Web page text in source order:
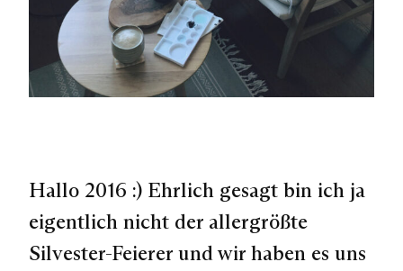
Hallo 2016 :) Ehrlich gesagt bin ich ja
eigentlich nicht der allergrößte
Silvester-Feierer und wir haben es uns